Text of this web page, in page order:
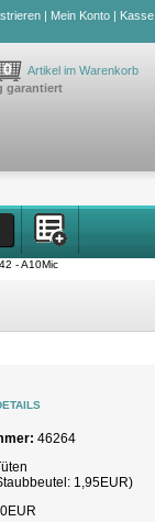
| Mein Konto | Kasse
0
Artikel im Warenkorb
garantiert
- A10Mic
46264
: 1,95EUR)
EUR